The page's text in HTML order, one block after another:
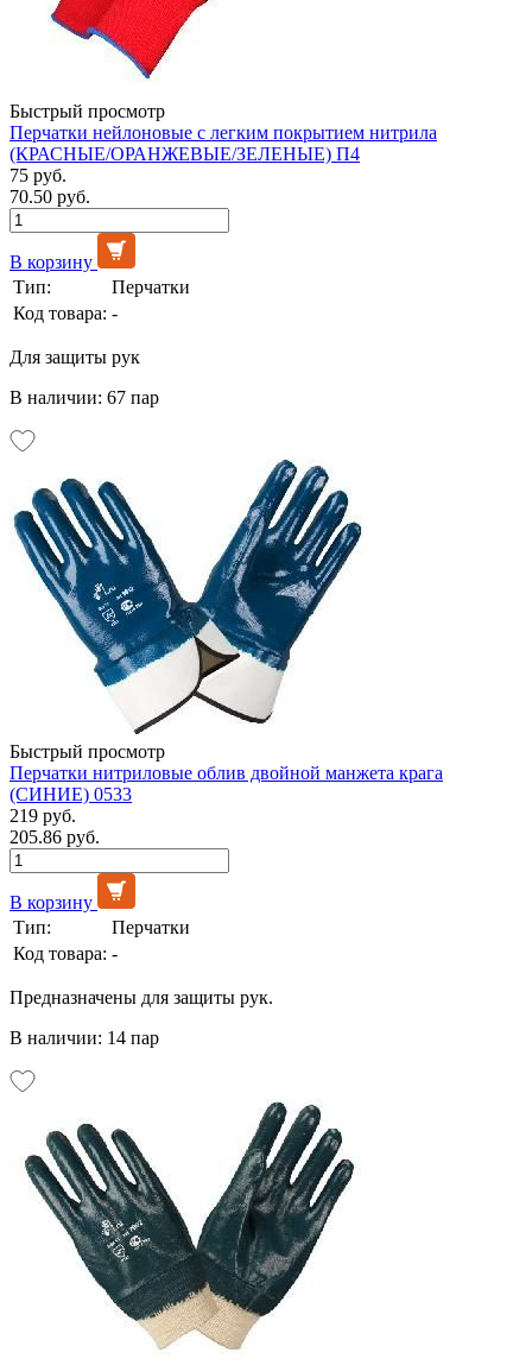
Быстрый просмотр
Перчатки нейлоновые с легким покрытием нитрила
(КРАСНЫЕ/ОРАНЖЕВЫЕ/ЗЕЛЕНЫЕ) П4
75 руб.
70.50 руб.
В корзину
Тип:
Перчатки
Код товара: -
Для защиты рук
В наличии: 67 пар
Быстрый просмотр
Перчатки нитриловые облив двойной манжета крага
(СИНИЕ) 0533
219 руб.
205.86 руб.
В корзину
Тип:
Перчатки
Код товара: -
Предназначены для защиты рук.
В наличии: 14 пар